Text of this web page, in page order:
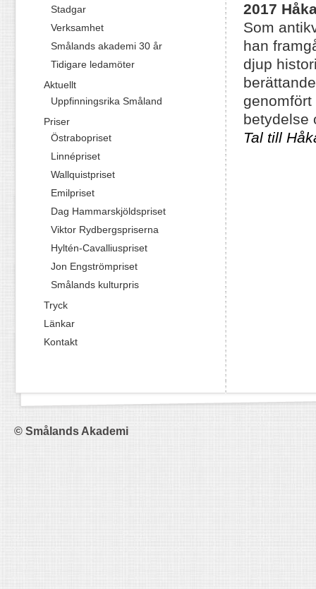
2017
Som
han
djup
betydelse
Tal till
Stadgar
Verksamhet
Smålands akademi 30 år
Tidigare ledamöter
Aktuellt
Uppfinningsrika Småland
Priser
Östrabopriset
Linnépriset
Wallquistpriset
Emilpriset
Dag Hammarskjöldspriset
Viktor Rydbergspriserna
Hyltén-Cavalliuspriset
Jon Engströmpriset
Smålands kulturpris
Tryck
Länkar
Kontakt
© Smålands Akademi